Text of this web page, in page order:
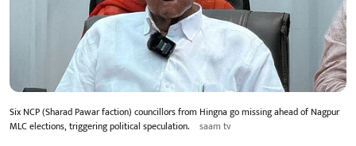
Six NCP (Sharad Pawar faction) councillors from Hingna go missing ahead of Nagpur
MLC elections, triggering political speculation.
saam tv